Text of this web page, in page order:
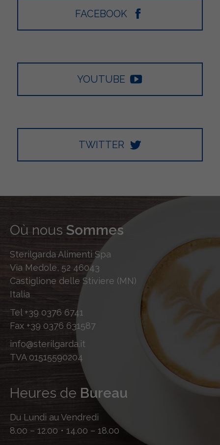
FACEBOOK
YOUTUBE
TWITTER
Où nous Sommes
Sterilgarda Alimenti Spa
Via Medole, 52 46043
Castiglione delle Stiviere (MN)
Italia
Tel +39 0376 6741
Fax +39 0376 631587
info@sterilgarda.it
TVA 01515590204
Heures de Bureau
Du Lundi au Vendredi
8.00 – 12.00 • 14.00 – 18.00